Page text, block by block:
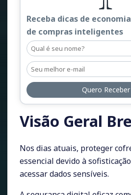
Receba dicas de economia
de compras inteligentes
Quero Receber
Visão Geral
Nos dias atuais, proteger
essencial devido à
acessar dados sensíveis.